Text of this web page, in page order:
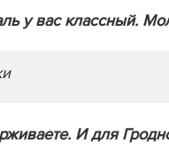
у вас классный.
И для